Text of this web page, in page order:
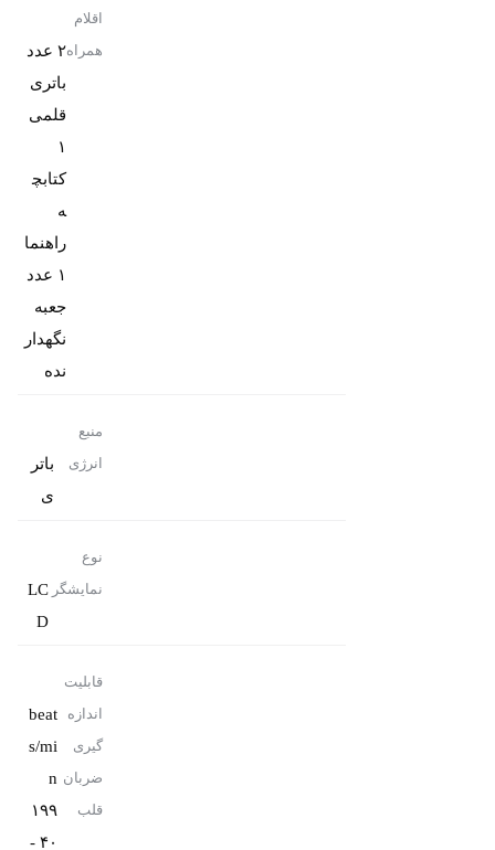
اقلام
همراه
۲ عدد
باتری
قلمی
۱
کتابچ
ه
راهنما
۱ عدد
جعبه
نگهدار
نده
منبع
انرژی
باتر
ی
نوع
نمایشگر LC
D
قابلیت
اندازه
گیری
ضربان
قلب
beat
s/mi
n
۱۹۹
- ۴۰